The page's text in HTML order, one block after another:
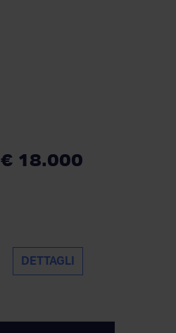
€ 18.000
DETTAGLI